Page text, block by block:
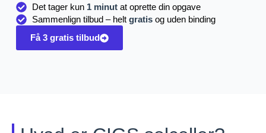
Det tager kun 1 minut at oprette din opgave
Sammenlign tilbud – heltgratis og uden binding
Få 3 gratis tilbud